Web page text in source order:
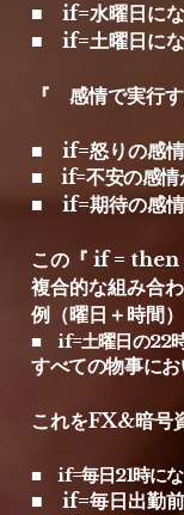
■　if=水曜日に
■　if=土曜日に
『　感情で実行す
■　if=怒りの感
■　if=不安の感情
■　if=期待の感
この『 if = then
複合的な組み合
例（曜日＋時間）
■　if=土曜日の22
すべての物事にお
これをFX&暗号
■　if=毎日21時に
■　if=毎日出勤前